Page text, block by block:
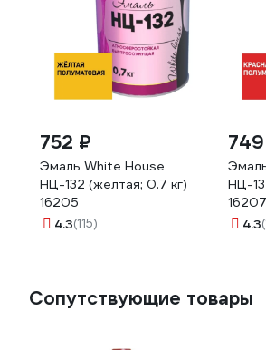
752 ₽
Эмаль White House
НЦ-132 (желтая; 0.7 кг)
16205
4.3(115)
НЦ-
16207
4.3
Сопутствующие товары